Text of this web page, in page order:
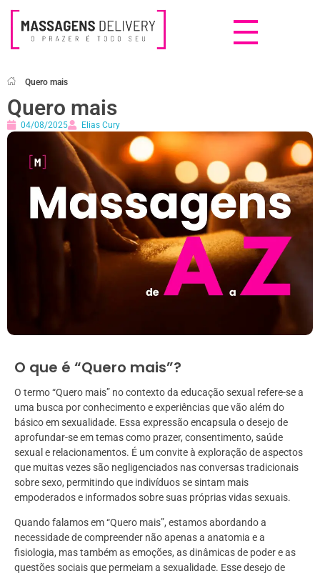
Quero mais
Quero mais
04/08/2025 Elias Cury
O que é “Quero mais”?
O termo “Quero mais” no contexto da educação sexual refere-se a
uma busca por conhecimento e experiências que vão além do
básico em sexualidade. Essa expressão encapsula o desejo de
aprofundar-se em temas como prazer, consentimento, saúde
sexual e relacionamentos. É um convite à exploração de aspectos
que muitas vezes são negligenciados nas conversas tradicionais
sobre sexo, permitindo que indivíduos se sintam mais
empoderados e informados sobre suas próprias vidas sexuais.
Quando falamos em “Quero mais”, estamos abordando a
necessidade de compreender não apenas a anatomia e a
fisiologia, mas também as emoções, as dinâmicas de poder e as
questões sociais que permeiam a sexualidade. Esse desejo de